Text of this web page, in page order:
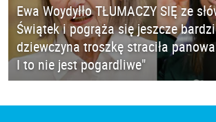
Ewa Woydyłło TŁUMACZY SIĘ ze
Świątek i pogrąża się jeszcze
dziewczyna troszkę straciła
I to nie jest pogardliwe"